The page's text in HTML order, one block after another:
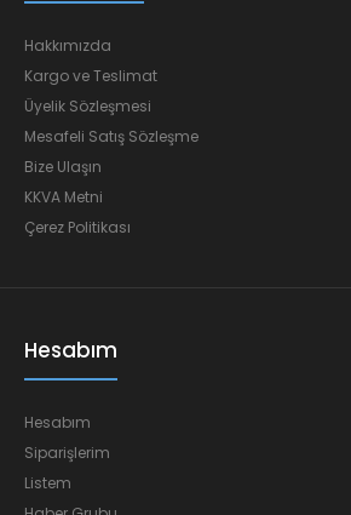
Hakkımızda
Kargo ve Teslimat
Üyelik Sözleşmesi
Mesafeli Satış Sözleşme
Bize Ulaşın
KKVA Metni
Çerez Politikası
Hesabım
Hesabım
Siparişlerim
Listem